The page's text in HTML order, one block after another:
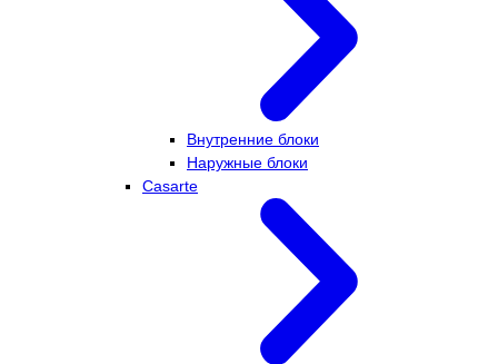
Внутренние блоки
Наружные блоки
Casarte